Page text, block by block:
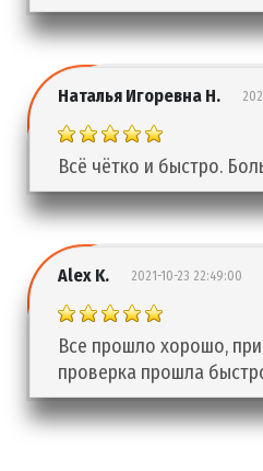
Наталья Игоревна Н.
Всё чётко и быстро.
Alex K. 2021-10-23 22:49:00
Все прошло хорошо,
проверка прошла